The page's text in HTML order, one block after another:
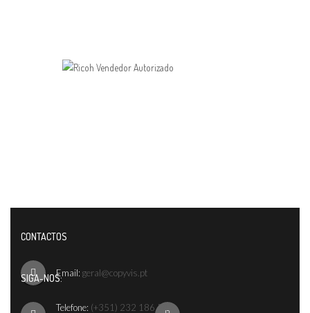
CONTACTOS
Email: geral@copyvis.pt
Telefone: (+351) 232 186 542
SIGA-NOS: